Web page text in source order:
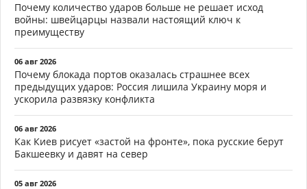
Почему количество ударов больше не решает исход
войны: швейцарцы назвали настоящий ключ к
преимуществу
06 авг 2026
Почему блокада портов оказалась страшнее всех
предыдущих ударов: Россия лишила Украину моря и
ускорила развязку конфликта
06 авг 2026
Как Киев рисует «застой на фронте», пока русские берут
Бакшеевку и давят на север
05 авг 2026